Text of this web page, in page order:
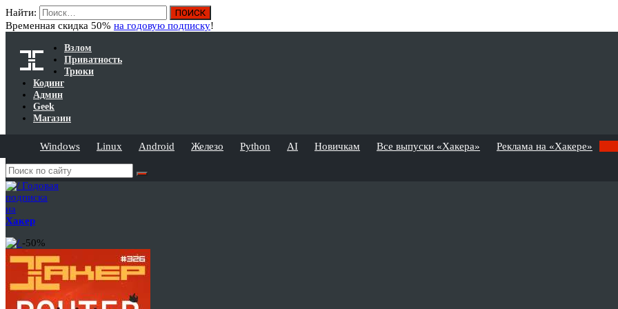
Найти:
Временная скидка 50% на годовую подписку!
Взлом
Приватность
Трюки
Кодинг
Админ
Geek
Магазин
Windows Linux Android Железо Python AI Новичкам Все выпуски «Хакера» Реклама на «Хакере»
Годовая
подписка
на
Хакер
-50%